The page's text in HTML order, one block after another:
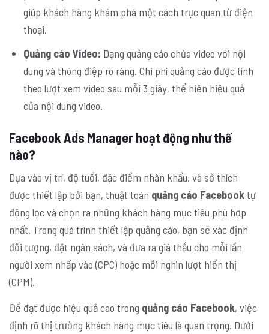
giúp khách hàng khám phá một cách trực quan từ điện
thoại.
Quảng cáo Video: Dạng quảng cáo chứa video với nội
dung và thông điệp rõ ràng. Chi phí quảng cáo được tính
theo lượt xem video sau mỗi 3 giây, thể hiện hiệu quả
của nội dung video.
Facebook Ads Manager hoạt động như thế
nào?
Dựa vào vị trí, độ tuổi, đặc điểm nhân khẩu, và sở thích
được thiết lập bởi bạn, thuật toán quảng cáo Facebooktự
động lọc và chọn ra những khách hàng mục tiêu phù hợp
nhất. Trong quá trình thiết lập quảng cáo, bạn sẽ xác định
đối tượng, đặt ngân sách, và đưa ra giá thầu cho mỗi lần
người xem nhấp vào (CPC) hoặc mỗi nghìn lượt hiển thị
(CPM).
Để đạt được hiệu quả cao trong quảng cáo Facebook, việc
định rõ thị trường khách hàng mục tiêu là quan trọng. Dưới